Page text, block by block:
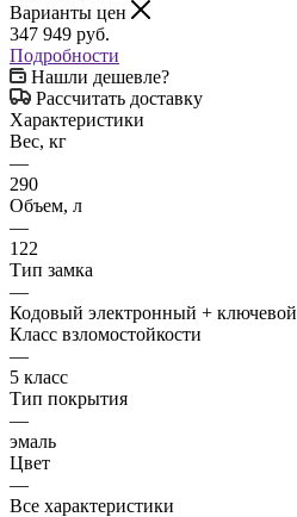
Варианты цен
347 949 руб.
Подробности
Нашли дешевле?
Рассчитать доставку
Характеристики
Вес, кг
—
290
Объем, л
—
122
Тип замка
—
Кодовый электронный + ключевой
Класс взломостойкости
—
5 класс
Тип покрытия
—
эмаль
Цвет
—
Все характеристики